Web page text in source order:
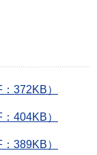
372KB）
404KB）
389KB）